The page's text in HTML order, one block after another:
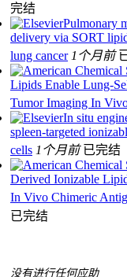
完结
Pulmonary
delivery via SORT
lung cancer 1个月前
Lipids Enable Lung-
Tumor Imaging In
In situ
spleen-targeted
cells 1个月前 已完结
Derived Ionizable
In Vivo Chimeric
已完结
没有进行任何应助